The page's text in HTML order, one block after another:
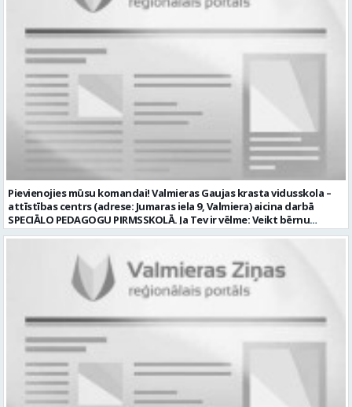
procesu, kā arī veikt pasākumu apskaņošanu un gaismošanu;
piedalīties Iestādes organizēto pasākumu tehniskajā uzbūvē un
nobūvē, sniegtu tehnisko atbalstu; pārzināt darbā lietojamo
tehnisko un elektroiekārtu darbības principus, lietošanas
noteikumus; un ja Tev ir: vismaz divu gadu pieredze līdzīgā darbā vai
amatā; labas datorprasmes; valsts valodas prasmes atbilstoši Valsts
valodas likuma prasībām; kompetences: prasme patstāvīgi pieņemt
lēmumus un organizēt savu darbu; lieliskas komunikācijas spējas;
precizitāte; pozitīva un atbildīga attieksme pret darbu; prasme
sadarboties un strādāt komandā; mēs piedāvājam: pamatalgu
pārbaudes laikā 985.00 EUR, pēc pārbaudes laika 1035.00 EUR pirms
nodokļu nomaksas; iespēju saņemt atvaļinājuma pabalstu darba un
līdzfinansētu veselības apdrošināšanu pēc pārbaudes laika beigām,
kā arī citas sociālās garantijas/labumus atbilstoši darba rezultātam
un normatīvajos aktos noteiktajam; drošu un sakārtotu darba vidi;
darbu atsaucīgu kolēģu komandā. CV un pieteikuma vēstuli lūdzam
iesniegt Valmieras Kultūras centrā (adrese: Rīgas iela 10, Valmiera,
Valmieras novads) vai nosūtīt uz e-pastu
kultura@valmierasnovads.lv ar norādi “Skaņu un gaismas operatora
amatam” līdz 2026. gada 24. augustam. Tālrunis papildu informācijai:
Rīgas iela 10, Valmiera, Valmieras nov. Darbības joma: Elektronika /
Enerģētika / Elektroenerģija Pieteikto vietu skaits: 1 Aktuāla līdz:
Pievienojies mūsu komandai! Valmieras Gaujas krasta vidusskola –
attīstības centrs (adrese: Jumaras iela 9, Valmiera) aicina darbā
SPECIĀLO PEDAGOGU PIRMSSKOLĀ. Ja Tev ir vēlme: Veikt bērnu
attīstības, mācīšanās un speciālo vajadzību izvērtēšanu savas
nodarbības bērniem ar speciālām izglītības vajadzībām Izstrādāt
individuālos atbalsta pasākumus un piedalīties individuālo
izglītības programmu izstrādē un īstenošanā Sniegt metodisku
atbalstu pirmsskolas pedagogiem darbā ar bērniem, kuriem
nepieciešams papildu atbalsts Konsultēt bērnu vecākus par bērna
attīstības veicināšanu un nepieciešamajiem atbalsta pasākumiem
Sadarboties ar izglītības iestādes atbalsta komandu, pedagogiem
un citiem speciālistiem. Veikt pedagoģisko dokumentāciju atbilstoši
normatīvo aktu prasībām Piedalīties izglītības iestādes attīstības
pilnveidē un ja Tev ir: Augstākā pedagoģiskā izglītība speciālajā
pedagoģijā vai atbilstoša profesionālā kvalifikācija saskaņā ar